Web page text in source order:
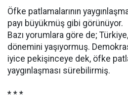
Öfke patlamalarının
payı büyükmüş gibi görünüyor.
Bazı yorumlara göre de;
dönemini yaşıyormuş.
iyice pekişinceye dek, öfke
yaygınlaşması sürebilirmiş.
* * *